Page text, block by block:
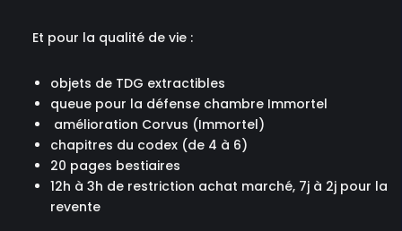
Et pour la qualité de vie :
objets de TDG extractibles
queue pour la défense chambre Immortel
amélioration Corvus (Immortel)
chapitres du codex (de 4 à 6)
20 pages bestiaires
12h à 3h de restriction achat marché, 7j à 2j pour la
revente